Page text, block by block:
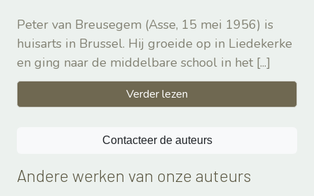
Peter van Breusegem (Asse, 15 mei 1956) is
huisarts in Brussel. Hij groeide op in Liedekerke
en ging naar de middelbare school in het [...]
Verder lezen
Contacteer de auteurs
Andere werken van onze auteurs